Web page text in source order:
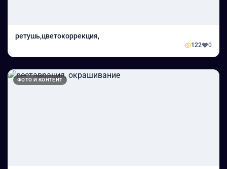
ретушь,цветокоррекция,
122 0
ФОТО И КОНТЕНТ